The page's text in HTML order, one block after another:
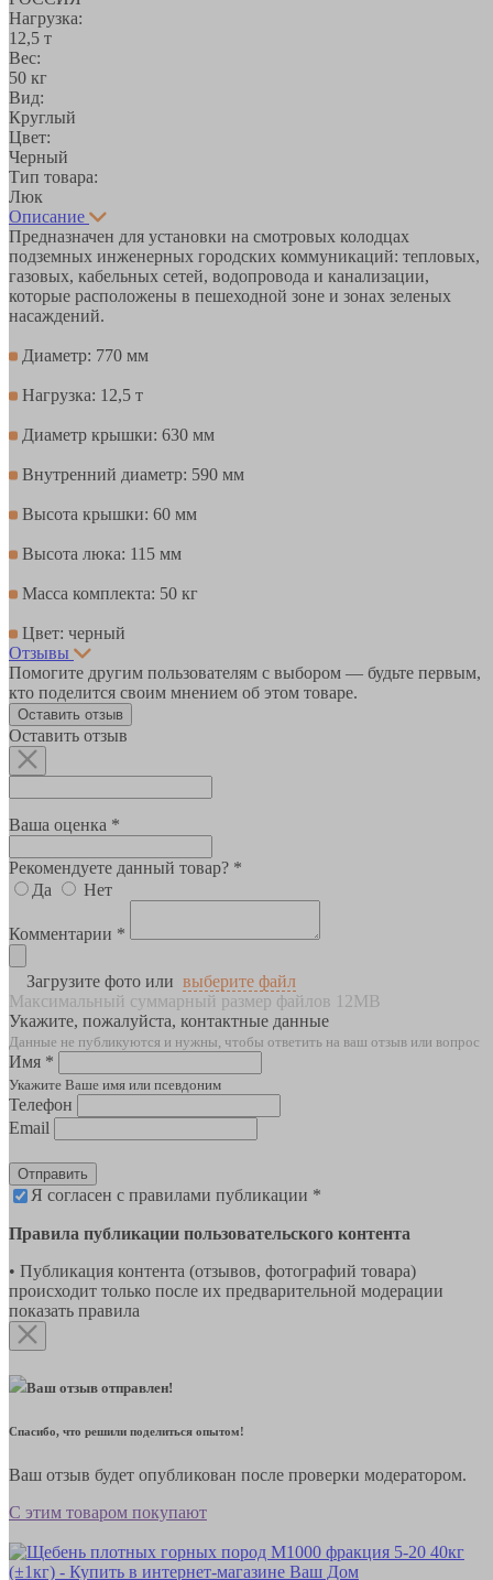
Нагрузка:
12,5 т
Вес:
50 кг
Вид:
Круглый
Цвет:
Черный
Тип товара:
Люк
Описание
Предназначен для установки на смотровых колодцах
подземных инженерных городских коммуникаций: тепловых,
газовых, кабельных сетей, водопровода и канализации,
которые расположены в пешеходной зоне и зонах зеленых
насаждений.
Диаметр: 770 мм
Нагрузка: 12,5 т
Диаметр крышки: 630 мм
Внутренний диаметр: 590 мм
Высота крышки: 60 мм
Высота люка: 115 мм
Масса комплекта: 50 кг
Цвет: черный
Отзывы
Помогите другим пользователям с выбором — будьте первым,
кто поделится своим мнением об этом товаре.
Оставить отзыв
Оставить отзыв
Ваша оценка *
Рекомендуете данный товар? *
Да
Нет
Комментарии *
Загрузите фото или выберите файл
Максимальный суммарный размер файлов 12MB
Укажите, пожалуйста, контактные данные
Данные не публикуются и нужны, чтобы ответить на ваш отзыв или вопрос
Имя *
Укажите Ваше имя или псевдоним
Телефон
Email
Отправить
Я согласен с правилами публикации *
Правила публикации пользовательского контента
• Публикация контента (отзывов, фотографий товара)
происходит только после их предварительной модерации
показать правила
Ваш отзыв отправлен!
Спасибо, что решили поделиться опытом!
Ваш отзыв будет опубликован после проверки модератором.
С этим товаром покупают